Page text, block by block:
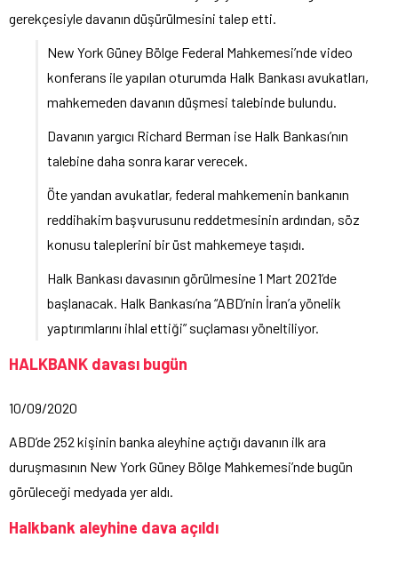
gerekçesiyle davanın düşürülmesini talep etti.
New York Güney Bölge Federal Mahkemesi’nde video
konferans ile yapılan oturumda Halk Bankası avukatları,
mahkemeden davanın düşmesi talebinde bulundu.
Davanın yargıcı Richard Berman ise Halk Bankası’nın
talebine daha sonra karar verecek.
Öte yandan avukatlar, federal mahkemenin bankanın
reddihakim başvurusunu reddetmesinin ardından, söz
konusu taleplerini bir üst mahkemeye taşıdı.
Halk Bankası davasının görülmesine 1 Mart 2021’de
başlanacak. Halk Bankası’na “ABD’nin İran’a yönelik
yaptırımlarını ihlal ettiği” suçlaması yöneltiliyor.
HALKBANK davası bugün
10/09/2020
ABD’de 252 kişinin banka aleyhine açtığı davanın ilk ara
duruşmasının New York Güney Bölge Mahkemesi’nde bugün
görüleceği medyada yer aldı.
Halkbank aleyhine dava açıldı